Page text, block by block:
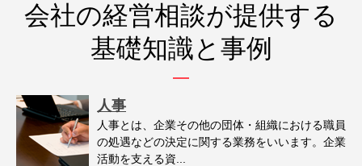
会社の経営相談が提供する
基礎知識と事例
人事
人事とは、企業その他の団体・組織における職員
の処遇などの決定に関する業務をいいます。企業
活動を支える資...